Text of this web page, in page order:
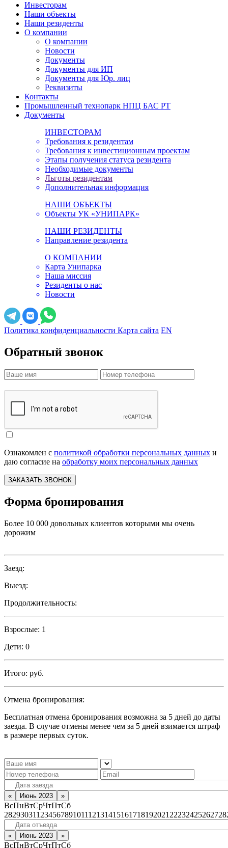
Инвесторам
Наши объекты
Наши резиденты
О компании
О компании
Новости
Документы
Документы для ИП
Документы для Юр. лиц
Реквизиты
Контакты
Промышленный технопарк НПЦ БАС РТ
Документы
ИНВЕСТОРАМ
Требования к резидентам
Требования к инвестиционным проектам
Этапы получения статуса резидента
Необходимые документы
Льготы резидентам
Дополнительная информация
НАШИ ОБЪЕКТЫ
Объекты УК «УНИПАРК»
НАШИ РЕЗИДЕНТЫ
Направление резидента
О КОМПАНИИ
Карта Унипарка
Наша миссия
Резиденты о нас
Новости
Политика конфиденциальности Карта сайта EN
Обратный звонок
Ознакомлен с политикой обработки персональных данных и
даю согласие на обработку моих персональных данных
ЗАКАЗАТЬ ЗВОНОК
Форма бронирования
Более 10 000 довольных клиентов которыми мы очень
дорожим
Заезд:
Выезд:
Продолжительность:
Взрослые: 1
Дети: 0
Итого: руб.
Отмена бронирования:
Бесплатная отмена бронирования возможна за 5 дней до даты
заезда. В случае отмены менее чем за 5 дней взимается штраф
в размере первых суток.
« Июнь 2023 »
ВсПнВтСрЧтПтСб
282930311 23456789101112131415161718192021 22232425262728
« Июнь 2023 »
ВсПнВтСрЧтПтСб